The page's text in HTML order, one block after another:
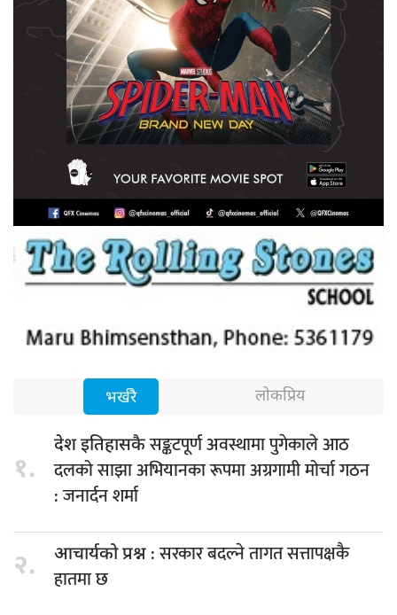
भर्खरै लोकप्रिय
१.
देश इतिहासकैसङ्कटपूर्ण अवस्थामा पुगेकाले आठ
दलको साझा अभियानका रूपमा अग्रगामी मोर्चा गठन
: जनार्दन शर्मा
२. आचार्यको प्रश्न : सरकार बदल्ने तागत सत्तापक्षकै
हातमा छ